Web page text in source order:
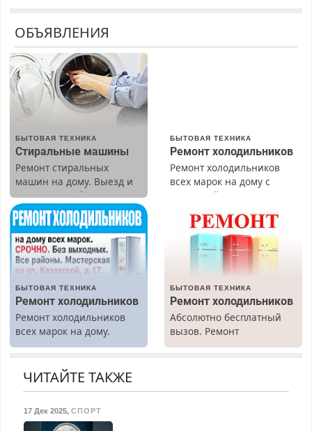
ОБЪЯВЛЕНИЯ
БЫТОВАЯ ТЕХНИКА
Стиральные машины
Ремонт стиральных
машин на дому. Выезд и
диагностика бесплатно.
Предусмотрены скидки.
БЫТОВАЯ ТЕХНИКА
Ремонт холодильников
Ремонт холодильников
всех марок на дому с
гарантией. Замена
Недорого. Без выходных.
Все районы. Скидка.
Вызов бесплатный.
БЫТОВАЯ ТЕХНИКА
Ремонт холодильников
Ремонт холодильников
всех марок на дому.
БЫТОВАЯ ТЕХНИКА
Ремонт холодильников
Абсолютно бесплатный
вызов. Ремонт
холодильников всех
ЧИТАЙТЕ ТАКЖЕ
17 Дек 2025, СПОРТ